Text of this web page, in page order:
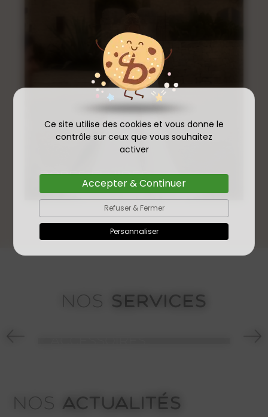
Ce site utilise des cookies et vous donne le
contrôle sur ceux que vous souhaitez
activer
Accepter & Continuer
Refuser & Fermer
Personnaliser
ROBES SIRÈNES
NOS SERVICES
CRÉATION SUR MESURE
NOS ACTUALITÉS